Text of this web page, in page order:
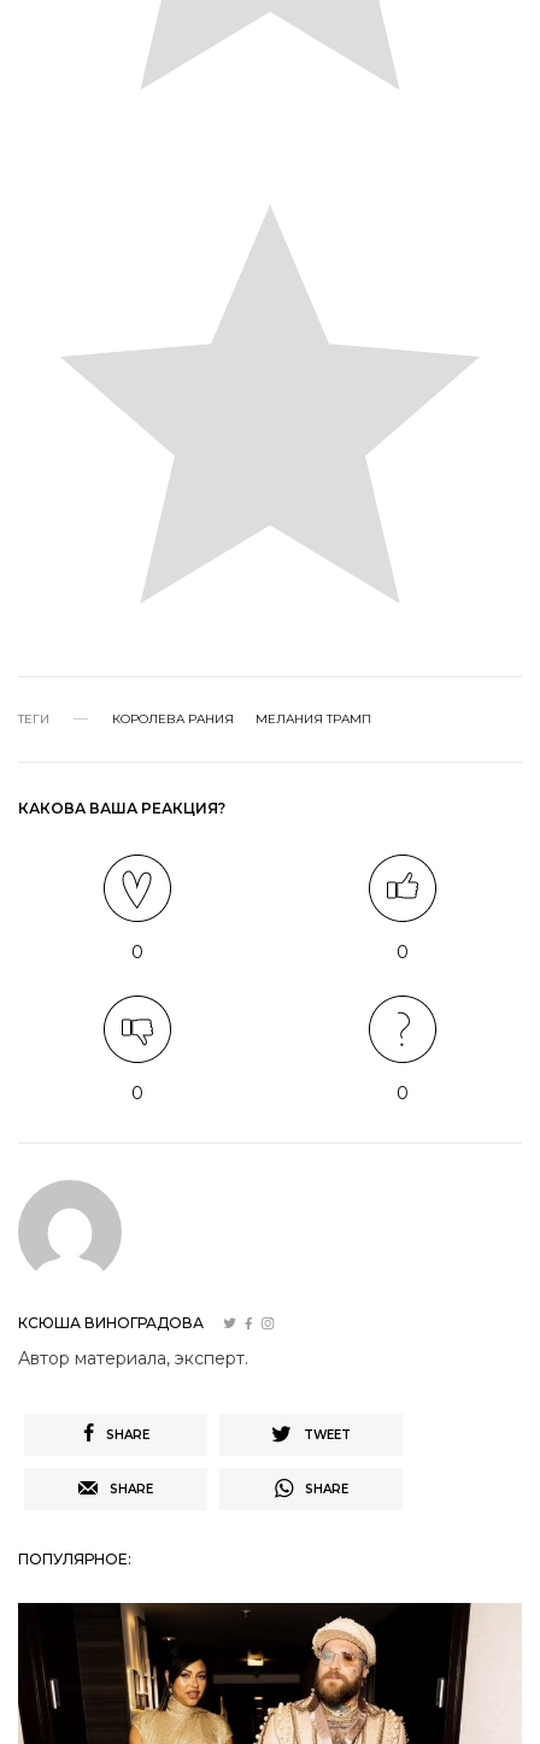
ТЕГИ КОРОЛЕВА РАНИЯ МЕЛАНИЯ ТРАМП
КАКОВА ВАША РЕАКЦИЯ?
0 0
0 0
КСЮША ВИНОГРАДОВА
Автор материала, эксперт.
SHARE TWEET
SHARE SHARE
ПОПУЛЯРНОЕ: